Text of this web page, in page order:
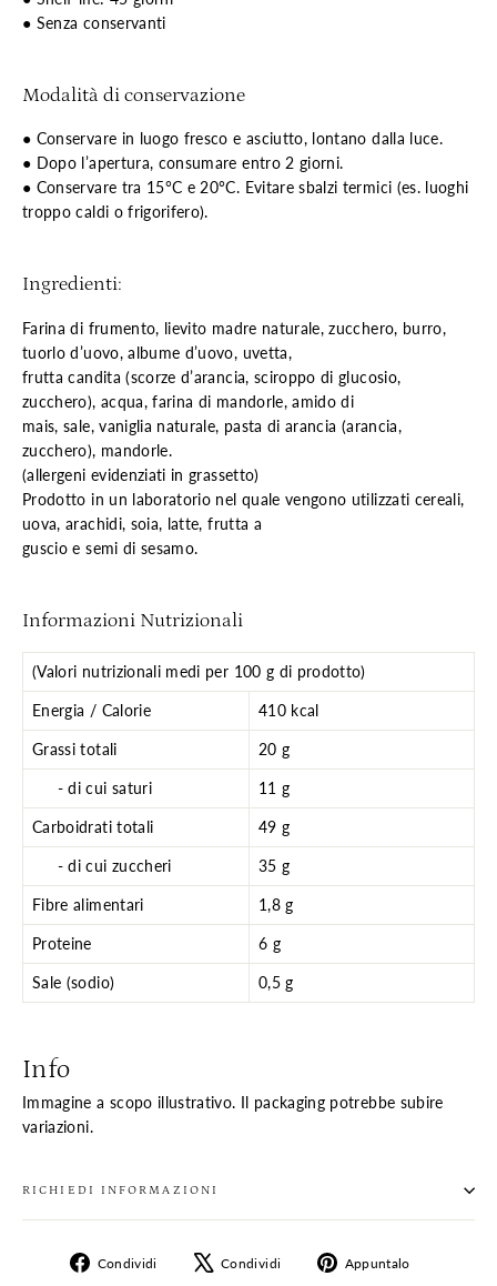
● Senza conservanti
Modalità di conservazione
● Conservare in luogo fresco e asciutto, lontano dalla luce.
● Dopo l’apertura, consumare entro 2 giorni.
● Conservare tra 15°C e 20°C. Evitare sbalzi termici (es. luoghi
troppo caldi o frigorifero).
Ingredienti:
Farina di frumento, lievito madre naturale, zucchero, burro,
tuorlo d’uovo, albume d’uovo, uvetta,
frutta candita (scorze d’arancia, sciroppo di glucosio,
zucchero), acqua, farina di mandorle, amido di
mais, sale, vaniglia naturale, pasta di arancia (arancia,
zucchero), mandorle.
(allergeni evidenziati in grassetto)
Prodotto in un laboratorio nel quale vengono utilizzati cereali,
uova, arachidi, soia, latte, frutta a
guscio e semi di sesamo.
Informazioni Nutrizionali
(Valori nutrizionali medi per 100 g di prodotto)
Energia / Calorie 410 kcal
Grassi totali 20 g
- di cui saturi 11 g
Carboidrati totali 49 g
- di cui zuccheri 35 g
Fibre alimentari 1,8 g
Proteine 6 g
Sale (sodio) 0,5 g
Info
Immagine a scopo illustrativo. Il packaging potrebbe subire
variazioni.
RICHIEDI INFORMAZIONI
Condividi
CondividiCondividi
Twitta Appuntalo